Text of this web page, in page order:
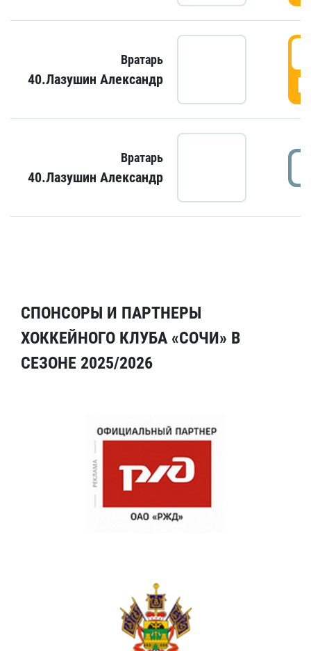
Вратарь
40.Лазушин Александр
Вратарь
40.Лазушин Александр
СПОНСОРЫ И ПАРТНЕРЫ
ХОККЕЙНОГО КЛУБА «СОЧИ» В
СЕЗОНЕ 2025/2026